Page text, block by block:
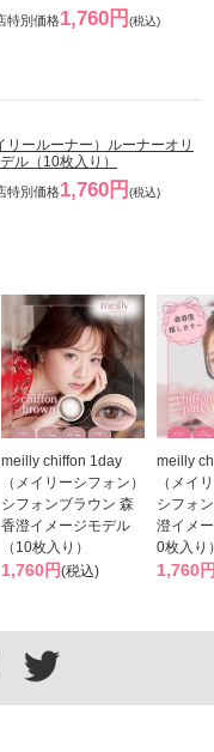
特別価格1,760円 (税込)
ールーナー）ルーナーオリ
ル（10枚入り）
特別価格1,760円 (税込)
meilly chiffon 1day
（メイリーシフォン）
シフォンブラウン 森
香澄イメージモデル
（10枚入り）
1,760円(税込)
meilly
（メイ
シフォ
澄イメ
0枚入り
1,760